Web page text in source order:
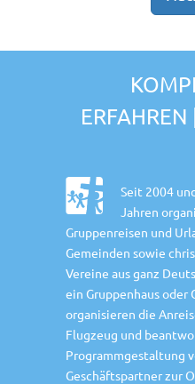
ERFAHREN
Seit 2004
Jahren
Gruppenreisen und
Gemeinden sowie
Vereine aus ganz
ein Gruppenhaus oder
organisieren die
Flugzeug und
Programmgestaltung
Geschäftspartner zur